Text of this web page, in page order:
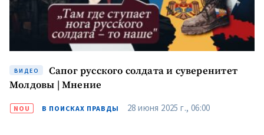
ВИДЕО
Сапог русского солдата и суверенитет
Молдовы | Мнение
NOU В ПОИСКАХ ПРАВДЫ 28 июня 2025 г., 06:00